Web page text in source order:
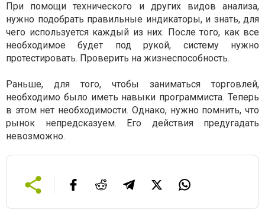
При помощи технического и других видов анализа,
нужно подобрать правильные индикаторы, и знать, для
чего используется каждый из них. После того, как все
необходимое будет под рукой, систему нужно
протестировать. Проверить на жизнеспособность.
Раньше, для того, чтобы заниматься торговлей,
необходимо было иметь навыки программиста. Теперь
в этом нет необходимости. Однако, нужно помнить, что
рынок непредсказуем. Его действия предугадать
невозможно.